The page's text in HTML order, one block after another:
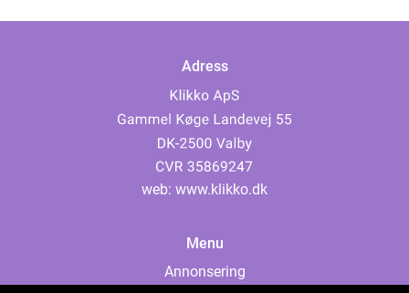
Adress
web: www.klikko.dk
Menu
Annonsering